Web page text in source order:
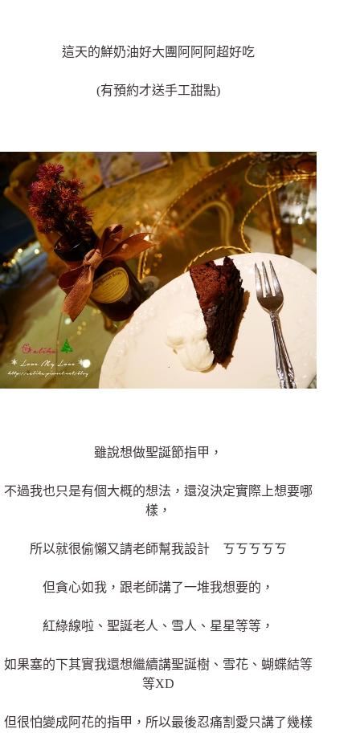
這天的鮮奶油好大團阿阿阿超好吃
(有預約才送手工甜點)
雖說想做聖誕節指甲，
不過我也只是有個大概的想法，還沒決定實際上想要哪
樣，
所以就很偷懶又請老師幫我設計 ㄎㄎㄎㄎㄎ
但貪心如我，跟老師講了一堆我想要的，
紅綠線啦、聖誕老人、雪人 、星星等等，
如果塞的下其實我還想繼續講聖誕樹、雪花 、蝴蝶結等
等XD
但很怕變成阿花的指甲，所以最後忍痛割愛只講了幾樣